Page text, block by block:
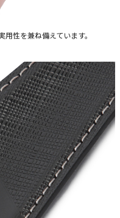
性を兼ね備えています。